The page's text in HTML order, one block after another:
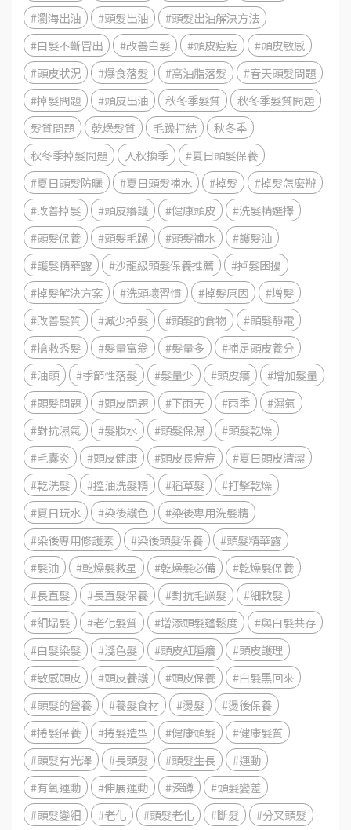
#瀏海出油
#頭髮出油
#頭髮出油解決方法
#白髮不斷冒出
#改善白髮 #頭皮痘痘
#頭皮敏感
#頭皮狀況
#爆食落髮 #高油脂落髮
#春天頭髮問題
#掉髮問題
#頭皮出油 秋冬季髮質
秋冬季髮質問題
髮質問題
乾燥髮質 毛躁打結
秋冬季
秋冬季掉髮問題
入秋換季
#夏日頭髮保養
#夏日頭髮防曬
#夏日頭髮補水 #掉髮
#掉髮怎麼辦
#改善掉髮
#頭皮癢護 #健康頭皮
#洗髮精選擇
#頭髮保養
#頭髮毛躁 #頭髮補水
#護髮油
#護髮精華露
#沙龍級頭髮保養推薦
#掉髮困擾
#掉髮解決方案
#洗頭壞習慣 #掉髮原因
#增髮
#改善髮質
#減少掉髮 #頭髮的食物
#頭髮靜電
#搶救秀髮
#髮量富翁 #髮量多
#補足頭皮養分
#油頭
#季節性落髮 #髮量少 #頭皮癢
#增加髮量
#頭髮問題
#頭皮問題 #下雨天 #雨季
#濕氣
#對抗濕氣
#髮妝水 #頭髮保濕
#頭髮乾燥
#毛囊炎
#頭皮健康 #頭皮長痘痘
#夏日頭皮清潔
#乾洗髮
#控油洗髮精 #稻草髮
#打擊乾燥
#夏日玩水
#染後護色
#染後專用洗髮精
#染後專用修護素
#染後頭髮保養
#頭髮精華露
#髮油
#乾燥髮救星 #乾燥髮必備
#乾燥髮保養
#長直髮
#長直髮保養 #對抗毛躁髮
#細軟髮
#細塌髮
#老化髮質 #增添頭髮蓬鬆度
#與白髮共存
#白髮染髮
#淺色髮 #頭皮紅腫癢
#頭皮護理
#敏感頭皮
#頭皮養護 #頭皮保養
#白髮黑回來
#頭髮的營養
#養髮食材 #燙髮
#燙後保養
#捲髮保養
#捲髮造型 #健康頭髮
#健康髮質
#頭髮有光澤
#長頭髮 #頭髮生長
#運動
#有氧運動
#伸展運動 #深蹲
#頭髮變差
#頭髮變細
#老化 #頭髮老化 #斷髮
#分叉頭髮